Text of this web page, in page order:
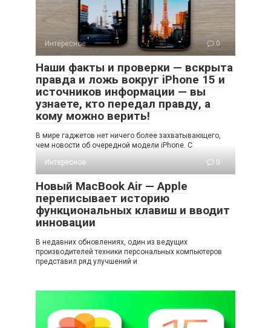
Интересное 0
Наши факты и проверки — вскрыта
правда и ложь вокруг iPhone 15 и
источников информации — вы
узнаете, кто передал правду, а
кому можно верить!
В мире гаджетов нет ничего более захватывающего,
чем новости об очередной модели iPhone. С
Интересное
0
Новый MacBook Air — Apple
переписывает историю
функциональных клавиш и вводит
инновации
В недавних обновлениях, один из ведущих
производителей техники персональных компьютеров
представил ряд улучшений и